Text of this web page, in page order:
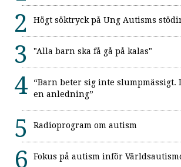
Högt söktryck på Ung Autisms
"Alla barn ska få gå på kalas"
“Barn beter sig inte slumpmässigt.
en anledning”
Radioprogram om autism
Fokus på autism inför